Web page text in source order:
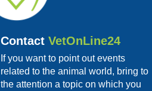
ContactVetOnLine24
If you want to point out events
related to the animal world, bring to
the attention a topic on which you